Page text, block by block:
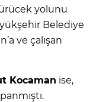
yolunu
Belediye
ve çalışan
Kocaman ise,